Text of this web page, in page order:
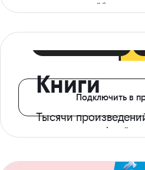
ограничений*
Книги
Тысячи
с доступом офлайн
Подключить в